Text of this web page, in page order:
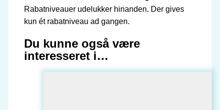
Rabatniveauer udelukker hinanden. Der gives
kun ét rabatniveau ad gangen.
Du kunne også være
interesseret i…